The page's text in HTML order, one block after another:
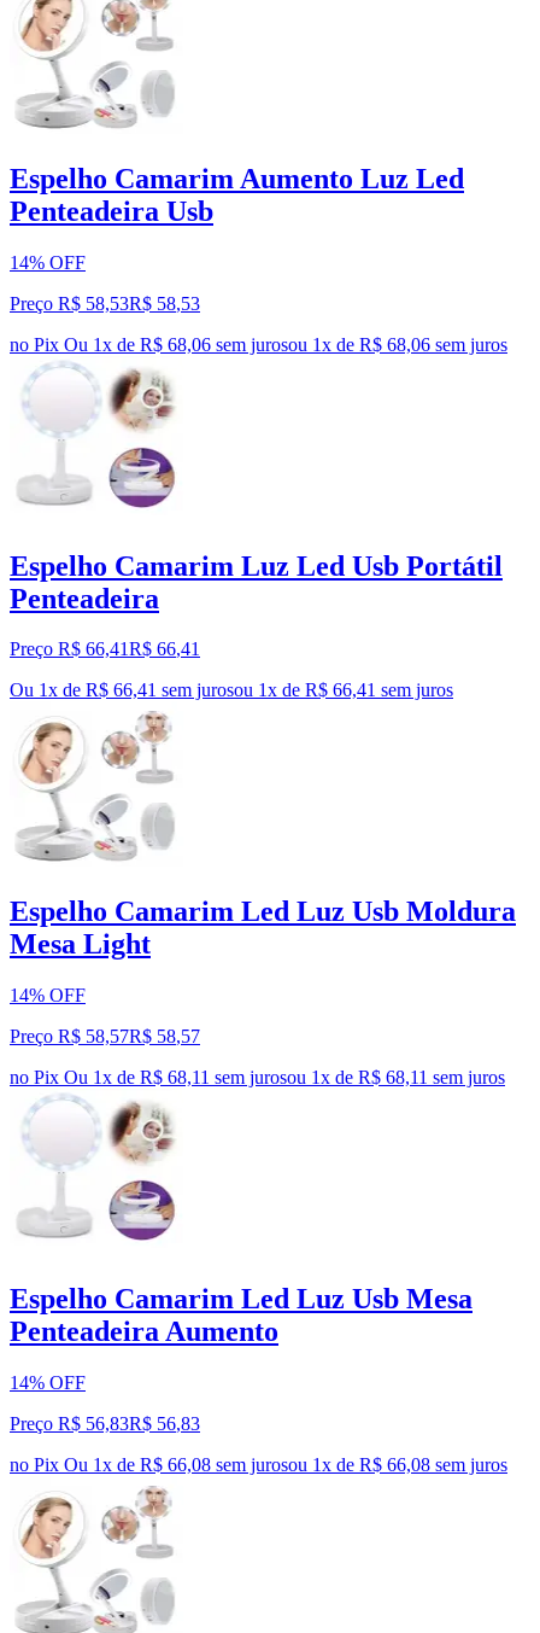
Espelho Camarim Aumento Luz Led
Penteadeira Usb
14% OFF
Preço R$ 58,53R$ 58,53
no Pix Ou 1x de R$ 68,06 sem jurosou 1x de R$ 68,06 sem juros
Espelho Camarim Luz Led Usb Portátil
Penteadeira
Preço R$ 66,41R$ 66,41
Ou 1x de R$ 66,41 sem jurosou 1x de R$ 66,41 sem juros
Espelho Camarim Led Luz Usb Moldura
Mesa Light
14% OFF
Preço R$ 58,57R$ 58,57
no Pix Ou 1x de R$ 68,11 sem jurosou 1x de R$ 68,11 sem juros
Espelho Camarim Led Luz Usb Mesa
Penteadeira Aumento
14% OFF
Preço R$ 56,83R$ 56,83
no Pix Ou 1x de R$ 66,08 sem jurosou 1x de R$ 66,08 sem juros